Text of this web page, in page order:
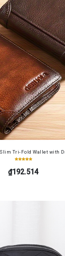
Tri-Fold Wallet with
₫192.514